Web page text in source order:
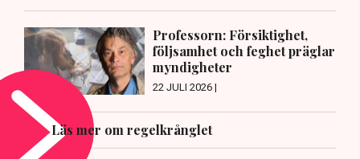
Professorn: Försiktighet,
följsamhet och feghet präglar
myndigheter
22 JULI 2026 |
Läs mer om regelkrånglet